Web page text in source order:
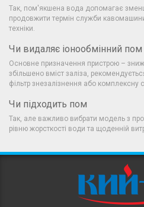
Так, пом'якшена вода допомагає
продовжити термін служби
техніки.
Чи видаляє іонообмінний пом
Основне призначення пристрою –
збільшено вміст заліза,
фільтр знезалізнення або
Чи підходить пом
Так, але важливо вибрати модель з
рівню жорсткості води та щоденній